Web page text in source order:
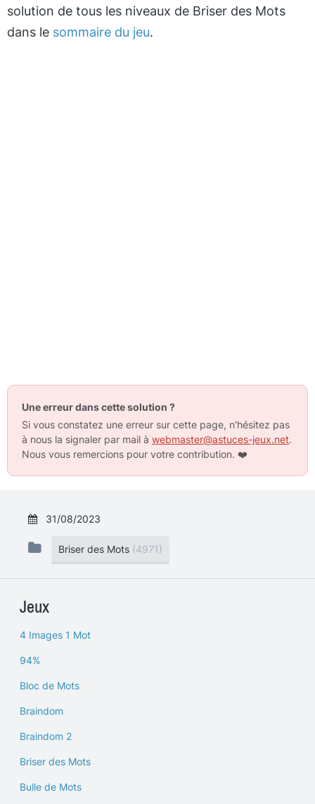
solution de tous les niveaux de Briser des Mots
dans le sommaire du jeu.
Une erreur dans cette solution ?
Si vous constatez une erreur sur cette page, n'hésitez pas
à nous la signaler par mail à webmaster@astuces-jeux.net.
Nous vous remercions pour votre contribution. ❤️
31/08/2023
Briser des Mots (4971)
Jeux
4 Images 1 Mot
94%
Bloc de Mots
Braindom
Braindom 2
Briser des Mots
Bulle de Mots